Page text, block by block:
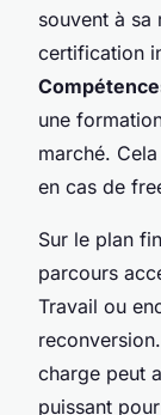
souvent à sa
certification
une
marché.
en cas de
Sur le plan
parcours
Travail ou
charge peut
puissant